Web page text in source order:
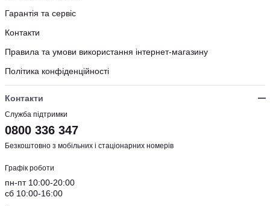
Гарантія та сервіс
Контакти
Правила та умови використання інтернет-магазину
Політика конфіденційності
Контакти
Служба підтримки
0800 336 347
Безкоштовно з мобільних і стаціонарних номерів
Графік роботи
пн-пт 10:00-20:00
сб 10:00-16:00